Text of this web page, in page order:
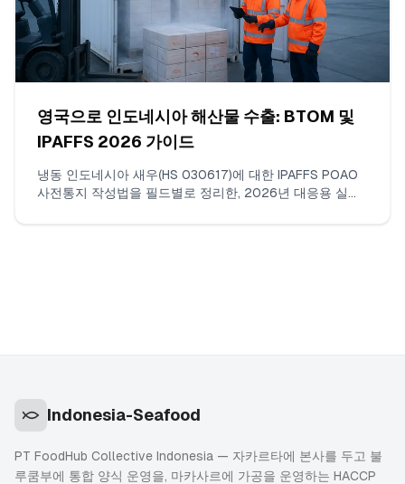
영국으로 인도네시아 해산물 수출: BTOM 및
IPAFFS 2026 가이드
냉동 인도네시아 새우(HS 030617)에 대한 IPAFFS POAO
사전통지 작성법을 필드별로 정리한, 2026년 대응용 실무
Indonesia-Seafood
PT FoodHub Collective Indonesia — 자카르타에 본사를 두고 불
루쿰부에 통합 양식 운영을, 마카사르에 가공을 운영하는 HACCP